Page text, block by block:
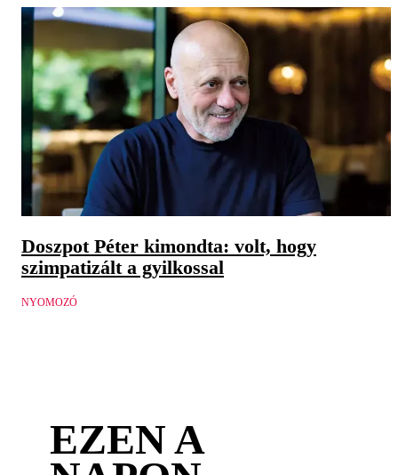
Doszpot Péter kimondta: volt, hogy
szimpatizált a gyilkossal
NYOMOZÓ
EZEN A